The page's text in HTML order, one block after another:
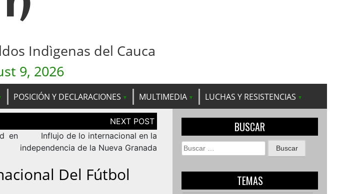
Indìgenas del Cauca
9, 2026
POSICIÓN Y DECLARACIONES MULTIMEDIA LUCHAS Y RESISTENCIAS
en
Influjo de lo internacional en la
independencia de la Nueva Granada
Del Fútbol
BUSCAR
Buscar:
TEMAS